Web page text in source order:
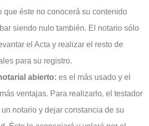
que éste no conocerá su contenido
siendo nulo también. El notario sólo
el Acta y realizar el resto de
para su registro.
abierto: es el más usado y el
ventajas. Para realizarlo, el testador
notario y dejar constancia de su